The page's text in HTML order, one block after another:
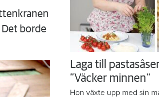
Det borde
Laga till
”Väcker minnen”
Hon växte upp med sin